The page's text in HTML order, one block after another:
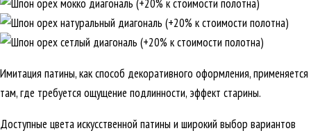
Имитация патины, как способ декоративного оформления, применяется
там, где требуется ощущение подлинности, эффект старины.
Доступные цвета искусственной патины и широкий выбор вариантов